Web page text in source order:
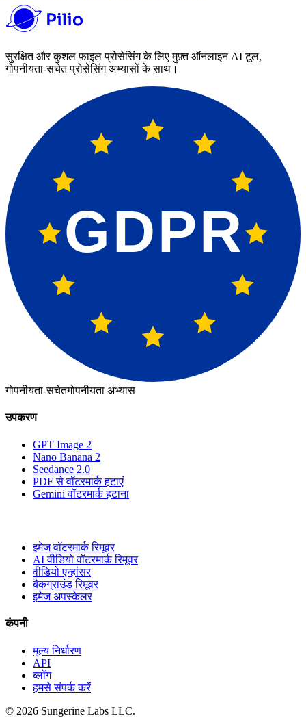
सुरक्षित और कुशल फ़ाइल प्रोसेसिंग के लिए मुफ़्त ऑनलाइन AI टूल,
गोपनीयता-सचेत प्रोसेसिंग अभ्यासों के साथ।
GDPR
गोपनीयता-सचेतगोपनीयता अभ्यास
उपकरण
GPT Image 2
Nano Banana 2
Seedance 2.0
PDF से वॉटरमार्क हटाएं
Gemini वॉटरमार्क हटाना
इमेज वॉटरमार्क रिमूवर
AI वीडियो वॉटरमार्क रिमूवर
वीडियो एन्हांसर
बैकग्राउंड रिमूवर
इमेज अपस्केलर
कंपनी
मूल्य निर्धारण
API
ब्लॉग
हमसे संपर्क करें
© 2026 Sungerine Labs LLC.